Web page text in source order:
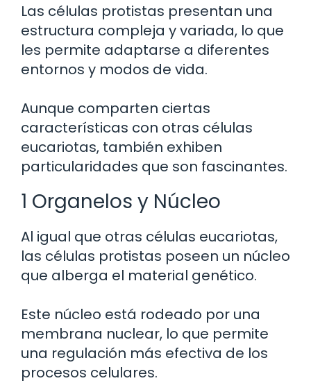
Las células protistas presentan una
estructura compleja y variada, lo que
les permite adaptarse a diferentes
entornos y modos de vida.
Aunque comparten ciertas
características con otras células
eucariotas, también exhiben
particularidades que son fascinantes.
1 Organelos y Núcleo
Al igual que otras células eucariotas,
las células protistas poseen un núcleo
que alberga el material genético.
Este núcleo está rodeado por una
membrana nuclear, lo que permite
una regulación más efectiva de los
procesos celulares.